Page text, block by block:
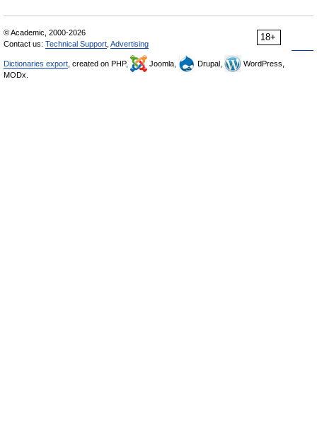
18+
© Academic, 2000-2026
Contact us: Technical Support Advertising
Dictionaries export , created on PHP, Joomla, Drupal,
WordPress,
MODx.